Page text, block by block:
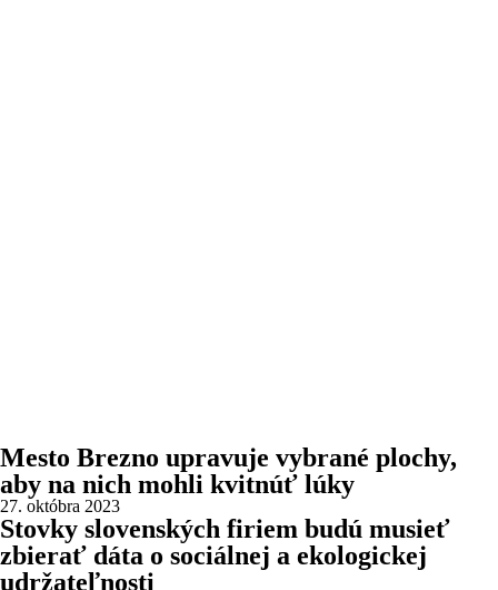
Mesto Brezno upravuje vybrané plochy,
aby na nich mohli kvitnúť lúky
27. októbra 2023
Stovky slovenských firiem budú musieť
zbierať dáta o sociálnej a ekologickej
udržateľnosti